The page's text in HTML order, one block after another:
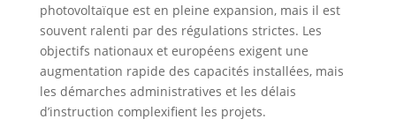
photovoltaïque est en pleine expansion, mais il est
souvent ralenti par des régulations strictes. Les
objectifs nationaux et européens exigent une
augmentation rapide des capacités installées, mais
les démarches administratives et les délais
d’instruction complexifient les projets.